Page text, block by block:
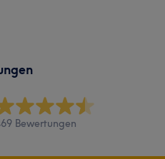
Bewertungen